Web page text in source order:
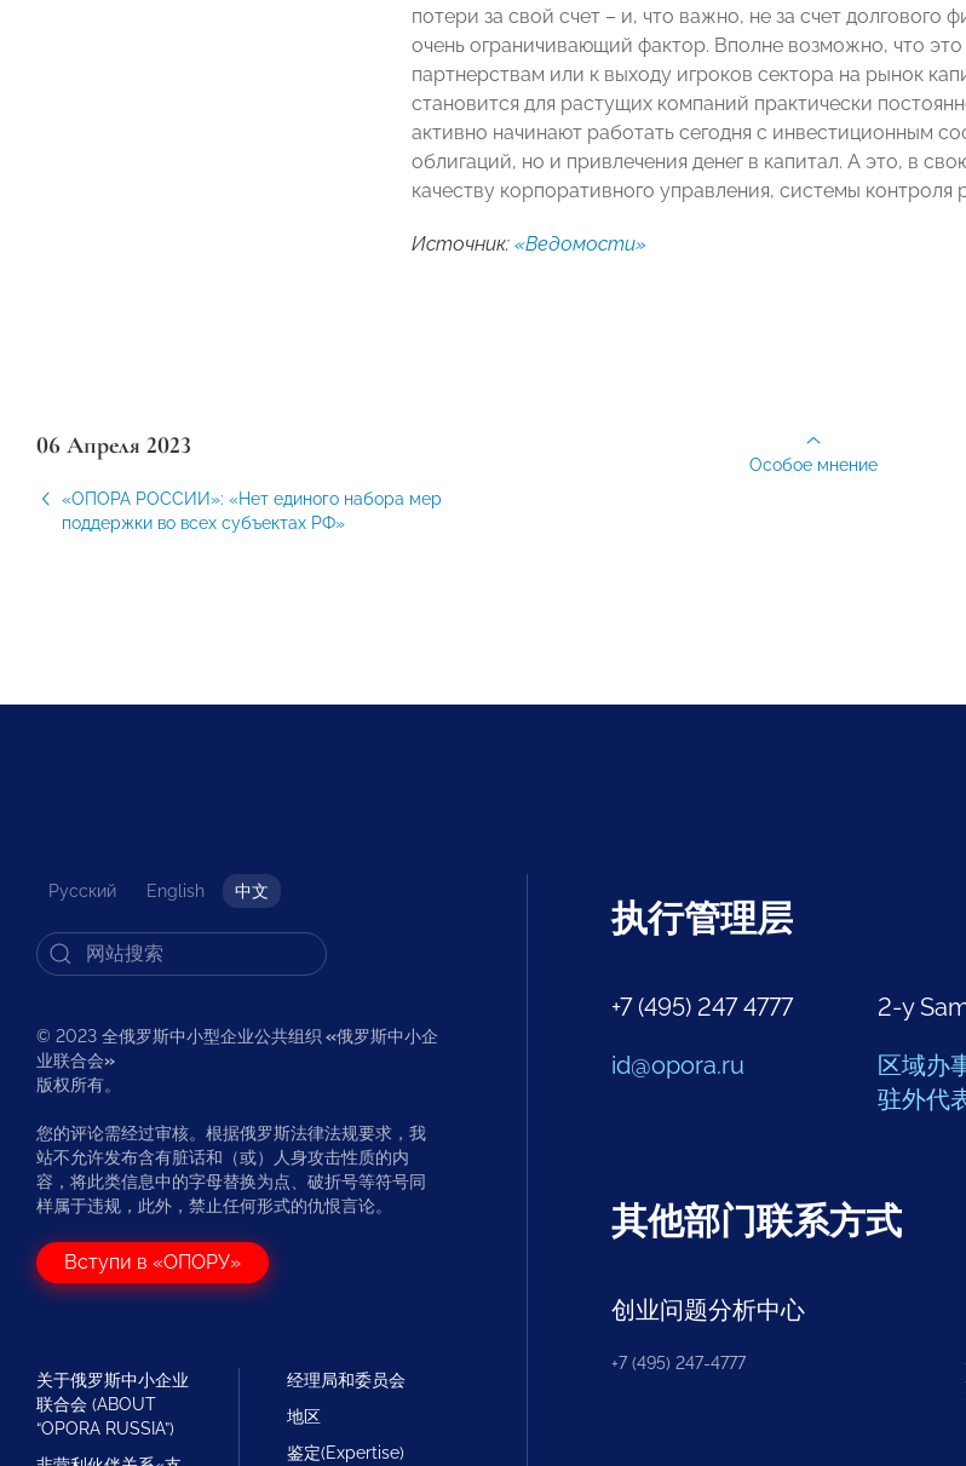
потери за свой счет – и, что важно, не за счет
очень ограничивающий фактор. Вполне возможно, что
партнерствам или к выходу игроков сектора на рынок
становится для растущих компаний практически
активно начинают работать сегодня с инвестиционным
облигаций, но и привлечения денег в капитал. А это, в
качеству корпоративного управления, системы контроля
Источник: «Ведомости»
06 Апреля 2023
«ОПОРА РОССИИ»: «Нет единого набора мер
поддержки во всех субъектах РФ»
Особое мнение
Русский English 中文
© 2023 全俄罗斯中小型企业公共组织 «俄罗斯中小企
业联合会»
版权所有。
您的评论需经过审核。根据俄罗斯法律法规要求，我
站不允许发布含有脏话和（或）人身攻击性质的内
容，将此类信息中的字母替换为点、破折号等符号同
样属于违规，此外，禁止任何形式的仇恨言论。
Вступи в «ОПОРУ»
关于俄罗斯中小企业
联合会 (ABOUT
“OPORA RUSSIA”)
经理局和委员会
地区
鉴定(Expertise)
执行管理层
+7 (495) 247 4777
id@opora.ru
2-y
区域办
驻外代
其他部门联系方式
创业问题分析中心
+7 (495) 247-4777